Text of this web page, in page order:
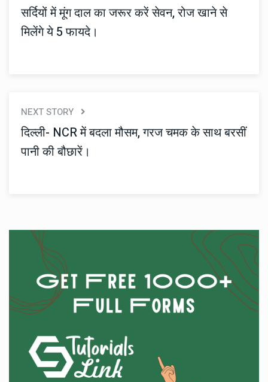
सर्दियों में मूंग दाल का जरूर करें सेवन, रोज खाने से
मिलेंगे ये 5 फायदे।
NEXT STORY
दिल्ली- NCR में बदला मौसम, गरज चमक के साथ बरसीं
पानी की बौछारें।